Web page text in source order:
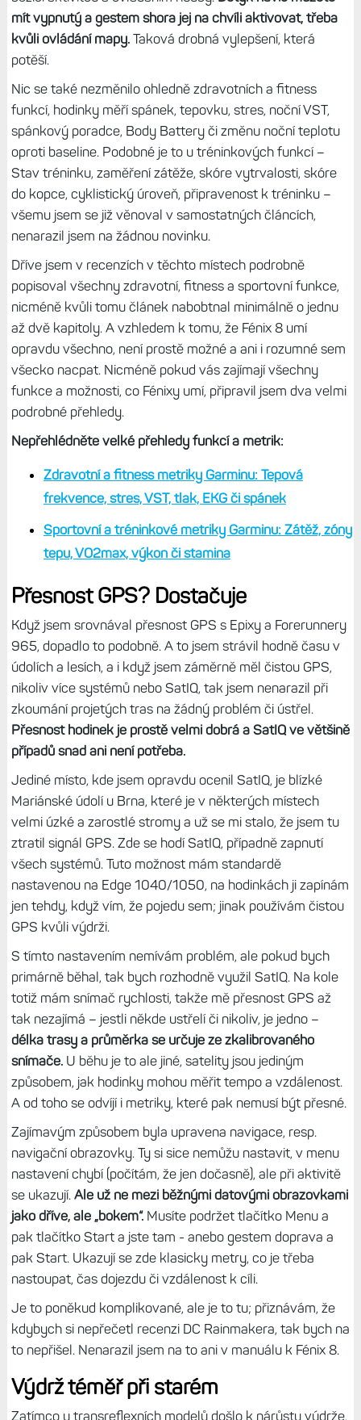
mít vypnutý a gestem shora jej na chvíli aktivovat, třeba
kvůli ovládání mapy.Taková drobná vylepšení, která
potěší.
Nic se také nezměnilo ohledně zdravotních a fitness
funkcí, hodinky měří spánek, tepovku, stres, noční VST,
spánkový poradce, Body Battery či změnu noční teplotu
oproti baseline. Podobné je to u tréninkových funkcí –
Stav tréninku, zaměření zátěže, skóre vytrvalosti, skóre
do kopce, cyklistický úroveň, připravenost k tréninku –
všemu jsem se již věnoval v samostatných článcích,
nenarazil jsem na žádnou novinku.
Dříve jsem v recenzích v těchto místech podrobně
popisoval všechny zdravotní, fitness a sportovní funkce,
nicméně kvůli tomu článek nabobtnal minimálně o jednu
až dvě kapitoly. A vzhledem k tomu, že Fénix 8 umí
opravdu všechno, není prostě možné a ani i rozumné sem
všecko nacpat. Nicméně pokud vás zajímají všechny
funkce a možnosti, co Fénixy umí, připravil jsem dva velmi
podrobné přehledy.
Nepřehlédněte velké přehledy funkcí a metrik:
Zdravotní a fitness metriky Garminu: Tepová
frekvence, stres, VST, tlak, EKG či spánek
Sportovní a tréninkové metriky Garminu: Zátěž, zóny
tepu, VO2max, výkon či stamina
Přesnost GPS? Dostačuje
Když jsem srovnával přesnost GPS s Epixy a Forerunnery
965, dopadlo to podobně. A to jsem strávil hodně času v
údolích a lesích, a i když jsem záměrně měl čistou GPS,
nikoliv více systémů nebo SatIQ, tak jsem nenarazil při
zkoumání projetých tras na žádný problém či ústřel.
případů snad ani není potřeba.
Jediné místo, kde jsem opravdu ocenil SatIQ, je blízké
Mariánské údolí u Brna, které je v některých místech
velmi úzké a zarostlé stromy a už se mi stalo, že jsem tu
ztratil signál GPS. Zde se hodí SatIQ, případně zapnutí
všech systémů. Tuto možnost mám standardě
nastavenou na Edge 1040/1050, na hodinkách ji zapínám
GPS kvůli výdrži.
S tímto nastavením nemívám problém, ale pokud bych
primárně běhal, tak bych rozhodně využil SatIQ. Na kole
totiž mám snímač rychlosti, takže mě přesnost GPS až
tak nezajímá – jestli někde ustřelí či nikoliv, je jedno –
délka trasy a průměrka se určuje ze zkalibrovaného
snímače.U běhu je to ale jiné, satelity jsou jediným
A od toho se odvíjí i metriky, které pak nemusí být přesné.
Zajímavým způsobem byla upravena navigace, resp.
nastavení chybí (počítám, že jen dočasně), ale při aktivitě
se ukazují.Ale už ne mezi běžnými datovými obrazovkami